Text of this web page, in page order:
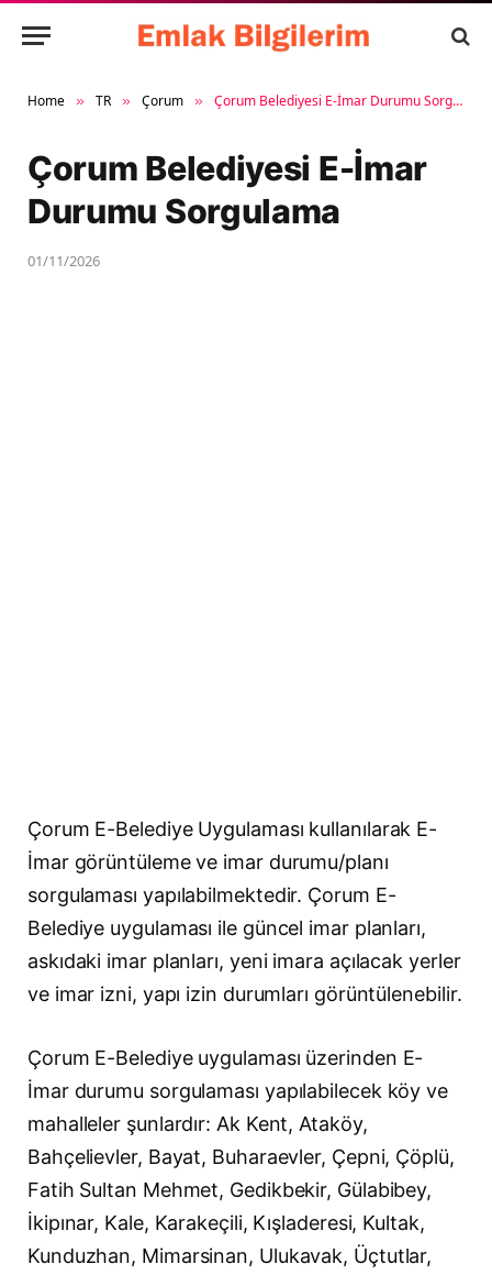
Home » TR » Çorum » Çorum Belediyesi E-İmar Durumu Sorgulama
Çorum Belediyesi E-İmar
Durumu Sorgulama
01/11/2026
Çorum E-Belediye Uygulaması kullanılarak E-
İmar görüntüleme ve imar durumu/planı
sorgulaması yapılabilmektedir. Çorum E-
Belediye uygulaması ile güncel imar planları,
askıdaki imar planları, yeni imara açılacak yerler
ve imar izni, yapı izin durumları görüntülenebilir.
Çorum E-Belediye uygulaması üzerinden E-
İmar durumu sorgulaması yapılabilecek köy ve
mahalleler şunlardır: Ak Kent, Ataköy,
Bahçelievler, Bayat, Buharaevler, Çepni, Çöplü,
Fatih Sultan Mehmet, Gedikbekir, Gülabibey,
İkipınar, Kale, Karakeçili, Kışladeresi, Kultak,
Kunduzhan, Mimarsinan, Ulukavak, Üçtutlar,